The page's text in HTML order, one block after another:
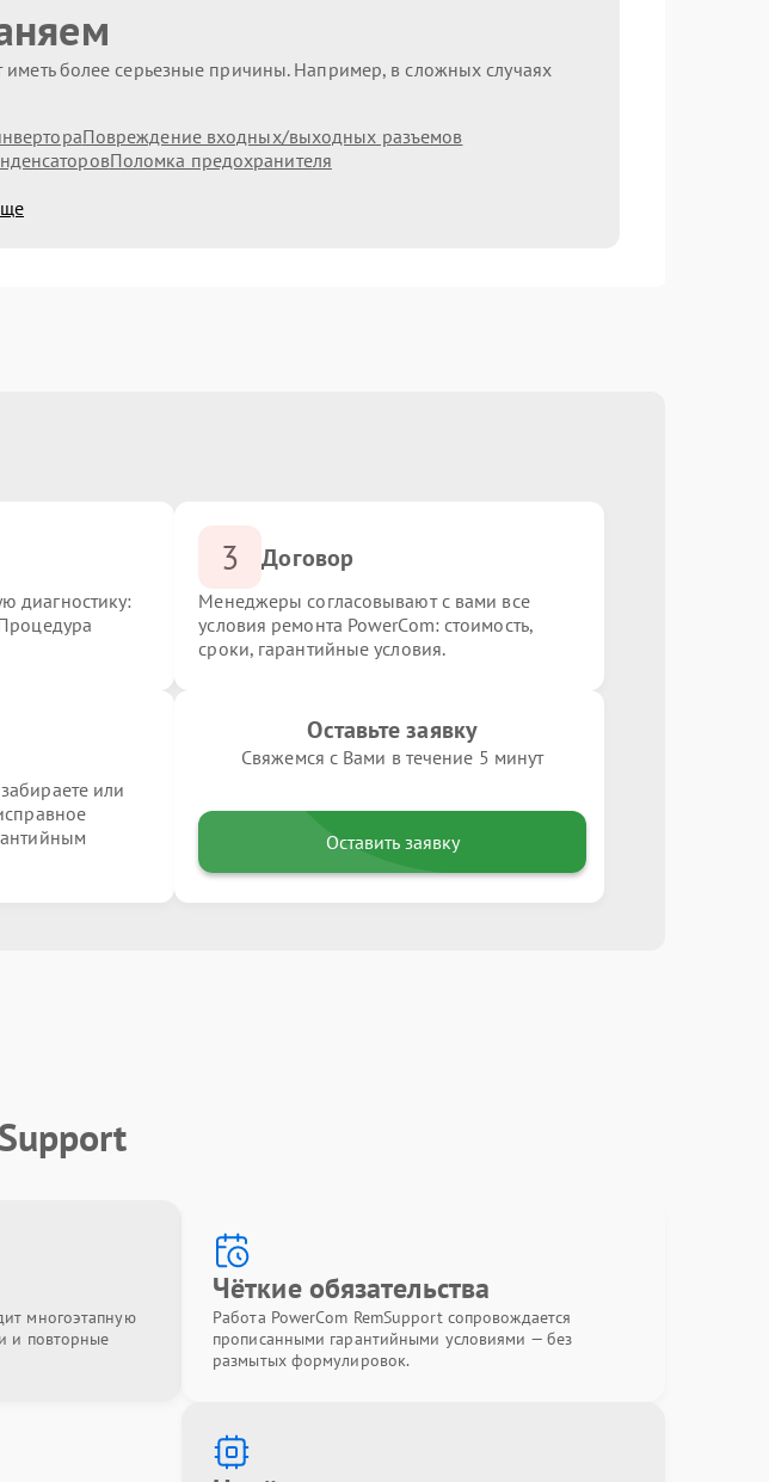
более серьезные причины. Например, в сложных случаях
Повреждение входных/выходных разъемов
Поломка предохранителя
диагностику:
3 Договор
Менеджеры согласовывают с вами все
условия ремонта PowerCom: стоимость,
сроки, гарантийные условия.
или
Оставьте заявку
Свяжемся с Вами в течение 5 минут
Оставить заявку
многоэтапную
и повторные
Чёткие обязательства
Работа PowerCom RemSupport сопровождается
прописанными гарантийными условиями — без
размытых формулировок.